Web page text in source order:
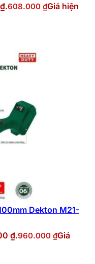
608.000 ₫Giá hiện
Dekton M21-
₫.960.000 ₫Giá